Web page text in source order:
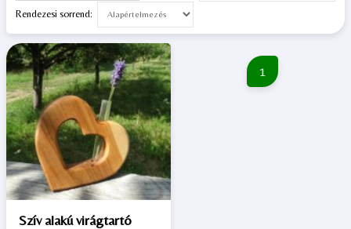
Rendezesi sorrend:
Szív alakú virágtartó
1